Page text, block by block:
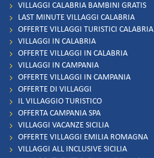
VILLAGGI CALABRIA BAMBINI GRATIS
LAST MINUTE VILLAGGI CALABRIA
OFFERTE VILLAGGI TURISTICI CALABRIA
VILLAGGI IN CALABRIA
OFFERTE VILLAGGI IN CALABRIA
VILLAGGI IN CAMPANIA
OFFERTE VILLAGGI IN CAMPANIA
OFFERTE DI VILLAGGI
IL VILLAGGIO TURISTICO
OFFERTA CAMPANIA SPA
VILLAGGI VACANZE SICILIA
OFFERTE VILLAGGI EMILIA ROMAGNA
VILLAGGI ALL INCLUSIVE SICILIA